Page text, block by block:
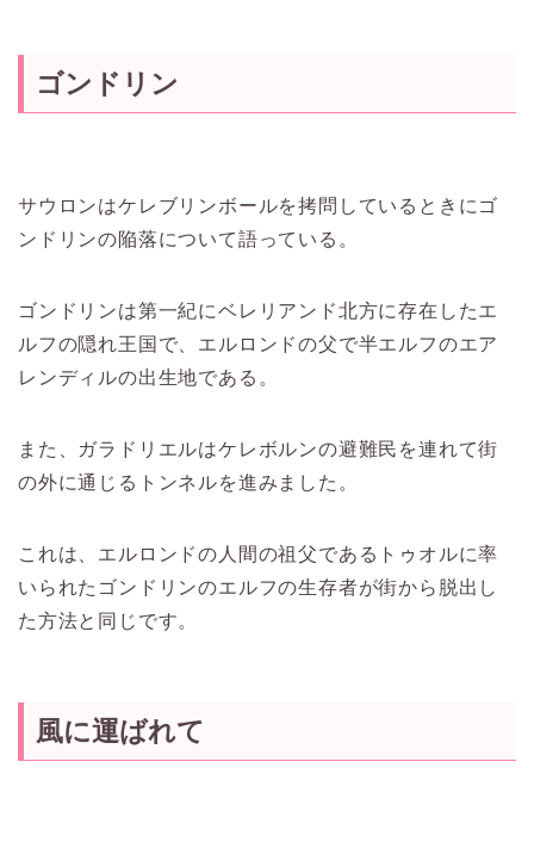
ゴンドリン
サウロンはケレブリンボールを拷問しているときにゴ
ンドリンの陥落について語っている。
ゴンドリンは第一紀にベレリアンド北方に存在したエ
ルフの隠れ王国で、エルロンドの父で半エルフのエア
レンディルの出生地である。
また、ガラドリエルはケレボルンの避難民を連れて街
の外に通じるトンネルを進みました。
これは、エルロンドの人間の祖父であるトゥオルに率
いられたゴンドリンのエルフの生存者が街から脱出し
た方法と同じです。
風に運ばれて